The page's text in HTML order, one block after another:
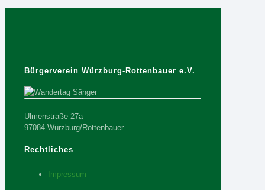
Bürgerverein Würzburg-Rottenbauer e.V.
Ulmenstraße 27a
97084 Würzburg/Rottenbauer
Rechtliches
Impressum